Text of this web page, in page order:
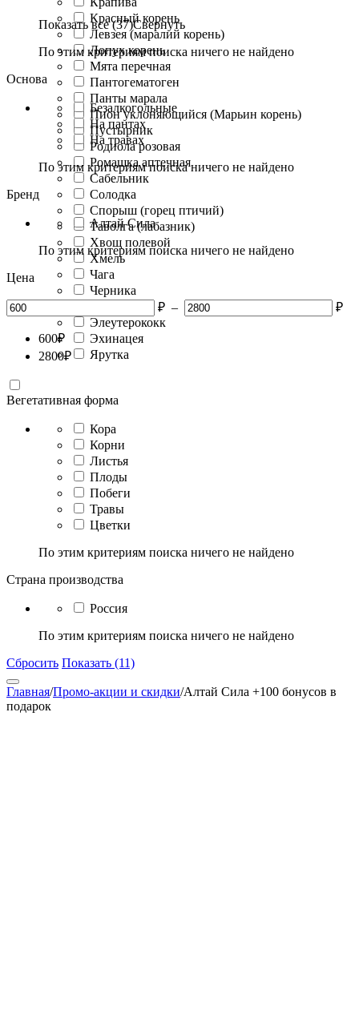
Красный корень
Левзея (маралий корень)
Лопух корень
Мята перечная
Пантогематоген
Панты марала
Пион уклоняющийся (Марьин корень)
Пустырник
Родиола розовая
Ромашка аптечная
Сабельник
Солодка
Спорыш (горец птичий)
Таволга (лабазник)
Хвощ полевой
Хмель
Чага
Черника
Элеутерококк
Эхинацея
Ярутка
Показать все (37)Свернуть
По этим критериям поиска ничего не найдено
Основа
Безалкогольные
На пантах
На травах
По этим критериям поиска ничего не найдено
Бренд
Алтай Сила
По этим критериям поиска ничего не найдено
Цена
₽ – ₽
600₽
2800₽
Вегетативная форма
Кора
Корни
Листья
Плоды
Побеги
Травы
Цветки
По этим критериям поиска ничего не найдено
Страна производства
Россия
По этим критериям поиска ничего не найдено
Сбросить Показать (11)
Главная/Промо-акции и скидки/Алтай Сила +100 бонусов в
подарок